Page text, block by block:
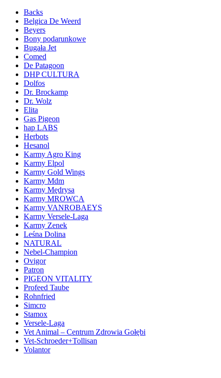
Backs
Belgica De Weerd
Beyers
Bony podarunkowe
Bugała Jet
Comed
De Patagoon
DHP CULTURA
Dolfos
Dr. Brockamp
Dr. Wolz
Elita
Gas Pigeon
hap LABS
Herbots
Hesanol
Karmy Agro King
Karmy Elpol
Karmy Gold Wings
Karmy Mdm
Karmy Mędrysa
Karmy MROWCA
Karmy VANROBAEYS
Karmy Versele-Laga
Karmy Zenek
Leśna Dolina
NATURAL
Nebel-Champion
Ovigor
Patron
PIGEON VITALITY
Profeed Taube
Rohnfried
Simcro
Stamox
Versele-Laga
Vet Animal – Centrum Zdrowia Gołębi
Vet-Schroeder+Tollisan
Volantor